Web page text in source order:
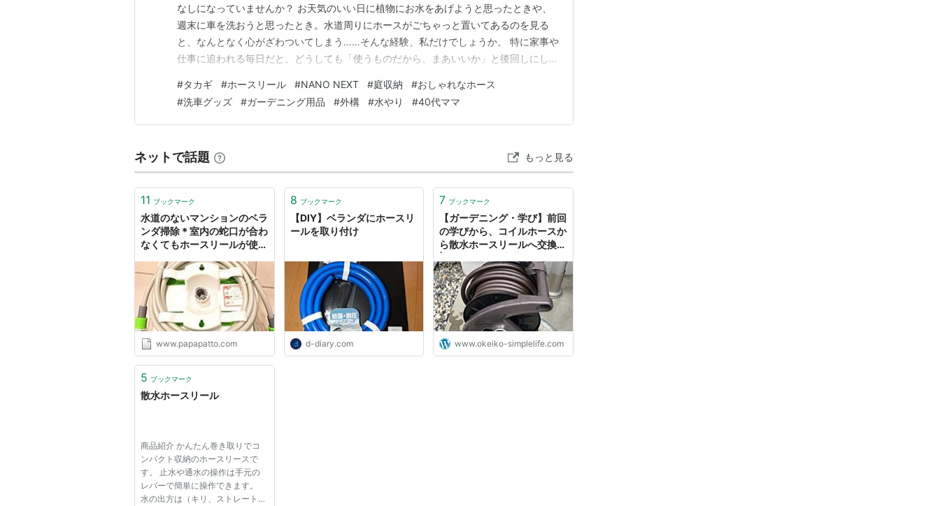
なしになっていませんか？ お天気のいい日に植物にお水をあげようと思ったときや、
週末に車を洗おうと思ったとき。水道周りにホースがごちゃっと置いてあるのを見る
と、なんとなく心がざわついてしまう……そんな経験、私だけでしょうか。 特に家事や
仕事に追われる毎日だと、どうしても「使うものだから、まあいいか」と後回しにして
て、毎日の景色が穏やかになるなら、試してみる価値はあると思いませんか？ 実はわ
が家も、水道周りのごちゃつきがずっと気になっている…
#タカギ #ホースリール #NANO NEXT #庭収納 #おしゃれなホース
#洗車グッズ #ガーデニング用品 #外構 #水やり #40代ママ
ネットで話題 もっと見る
11 ブックマーク
水道のないマンションのベラ
ンダ掃除＊室内の蛇口が合わ
なくてもホースリールが使え
www.papapatto.com
8 ブックマーク
【DIY】ベランダにホースリ
ールを取り付け
d-diary.com
7 ブックマーク
【ガーデニング・学び】前回
の学びから、コイルホースか
ら散水ホースリールへ交換。
ンプルライフ☆
www.okeiko-simplelife.com
5 ブックマーク
散水ホースリール
商品紹介 かんたん巻き取りでコ
ンパクト収納のホースリースで
す。 止水や通水の操作は手元の
レバーで簡単に操作できます。
水の出方は（キリ、ストレート、